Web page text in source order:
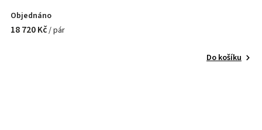
Objednáno
18 720 Kč/ pár
Do košíku